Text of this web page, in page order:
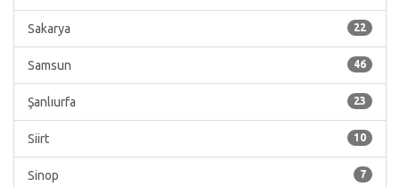
22
Sakarya
46
Samsun
23
Şanlıurfa
10
Siirt
7
Sinop